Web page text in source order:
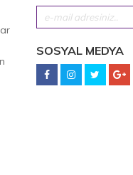
SOSYAL MEDYA